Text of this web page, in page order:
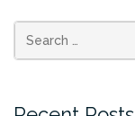
Search
for: